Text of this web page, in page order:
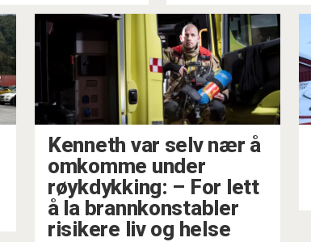
Kenneth var selv nær å
omkomme under
røykdykking: – For lett
å la brannkonstabler
risikere liv og helse